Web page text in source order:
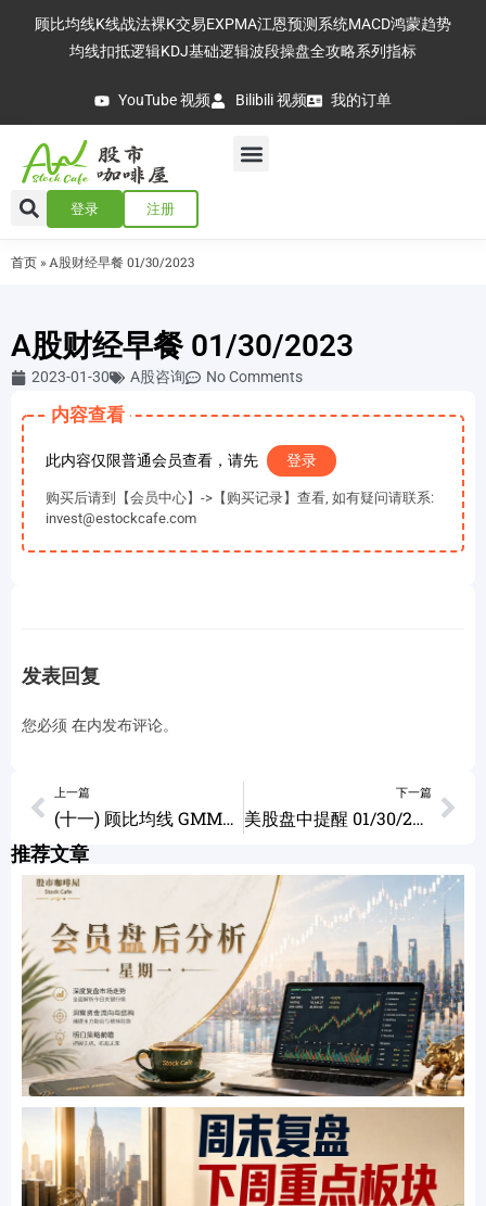
顾比均线K线战法裸K交易EXPMA江恩预测系统MACD鸿蒙趋势
均线扣抵逻辑KDJ基础逻辑波段操盘全攻略系列指标
YouTube 视频 Bilibili 视频 我的订单
登录 注册
首页 » A股财经早餐 01/30/2023
A股财经早餐 01/30/2023
2023-01-30 A股咨询 No Comments
内容查看
此内容仅限普通会员查看，请先 登录
购买后请到【会员中心】->【购买记录】查看, 如有疑问请联系:
invest@estockcafe.com
发表回复
您必须 在内发布评论。
上一篇
(十一) 顾比均线 GMMA 实战技巧 如何实现回报最大化 英特尔 英伟达 微软 特斯拉 好市多 联合健康 CHWY SOXL
下一篇
美股盘中提醒 01/30/2023
推荐文章